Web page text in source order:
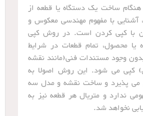
هنگام ساخت یک دستگاه یا قطعه از
آشنایی با مفهوم مهندسی معکوس و
با کپی کردن است. در روش کپی
محصول، تمام قطعات در شرایط
وجود مستندات فنی(مانند نقشه
کپی می شود. این روش اصولا به
می پذیرد و ساخت نقشه و مدل سه
ندارد و متریال هر قطعه نیز به
نخواهد شد.